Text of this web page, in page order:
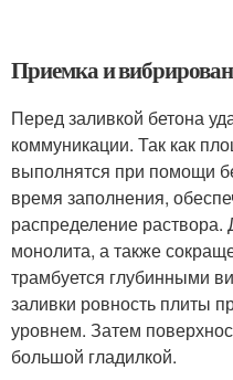
Приемка и
Перед заливкой бетона
коммуникации. Так как
выполнятся при помощи
время заполнения,
распределение
монолита, а также
трамбуется глубинными
заливки ровность плиты
уровнем. Затем
большой гладилкой.